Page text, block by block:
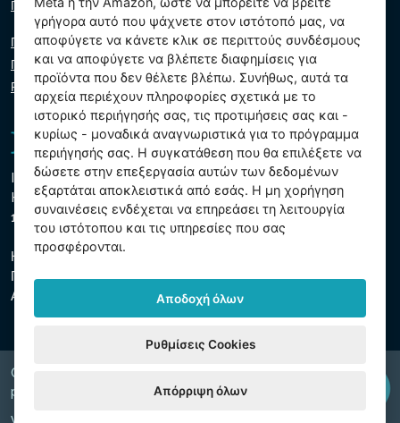
Γράψτε μας
Πολιτική απορρήτου
Πολιτική cookie
Ρυθμίσεις cookies
Intex Trading, s.r.o.
Hradecká 2526/3
130 00 Πράγα 3 - Τσεχική Δημοκρατία
Η εταιρεία είναι εγγεγραμμένη στο δημοτικό δικαστήριο της
Πράγας, τμήμα Γ, ένθετο 74759
ΑΜΕ 26150808, ΑΦΜ CZ26150808
Copyright © 2026 INTEX TRADING s.r.o. Všechna
právavyhrazena.
γρήγορα αυτό που ψάχνετε στον ιστότοπό μας, να
αποφύγετε να κάνετε κλικ σε περιττούς συνδέσμους
και να αποφύγετε να βλέπετε διαφημίσεις για
προϊόντα που δεν θέλετε βλέπω. Συνήθως, αυτά τα
αρχεία περιέχουν πληροφορίες σχετικά με το
ιστορικό περιήγησής σας, τις προτιμήσεις σας και -
κυρίως - μοναδικά αναγνωριστικά για το πρόγραμμα
περιήγησής σας. Η συγκατάθεση που θα επιλέξετε να
δώσετε στην επεξεργασία αυτών των δεδομένων
εξαρτάται αποκλειστικά από εσάς. Η μη χορήγηση
συναινέσεις ενδέχεται να επηρεάσει τη λειτουργία
του ιστότοπου και τις υπηρεσίες που σας
προσφέρονται.
Αποδοχή όλων
Ρυθμίσεις Cookies
Απόρριψη όλων